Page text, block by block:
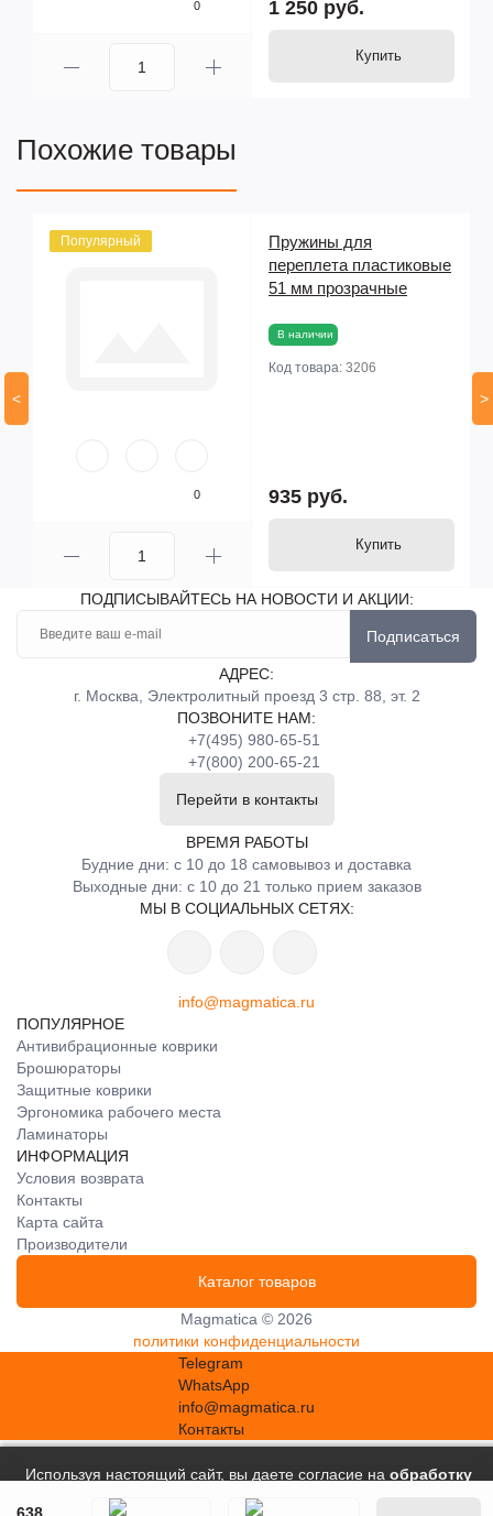
638
0 1 250 руб.
Купить
Похожие товары
<
Популярный
0
Пружины для
переплета пластиковые
51 мм прозрачные
В наличии
Код товара: 3206
935 руб.
Купить
>
ПОДПИСЫВАЙТЕСЬ НА НОВОСТИ И АКЦИИ:
Подписаться
АДРЕС:
г. Москва, Электролитный проезд 3 стр. 88, эт. 2
ПОЗВОНИТЕ НАМ:
+7(495) 980-65-51
+7(800) 200-65-21
Перейти в контакты
ВРЕМЯ РАБОТЫ
Будние дни: с 10 до 18 самовывоз и доставка
Выходные дни: с 10 до 21 только прием заказов
МЫ В СОЦИАЛЬНЫХ СЕТЯХ:
info@magmatica.ru
ПОПУЛЯРНОЕ
Антивибрационные коврики
Брошюраторы
Защитные коврики
Эргономика рабочего места
Ламинаторы
ИНФОРМАЦИЯ
Условия возврата
Контакты
Карта сайта
Производители
Каталог товаров
Magmatica © 2026
политики конфиденциальности
Telegram
WhatsApp
info@magmatica.ru
Контакты
Используя настоящий сайт, вы даете согласие на обработку
файлов сookie
, в соответствии с